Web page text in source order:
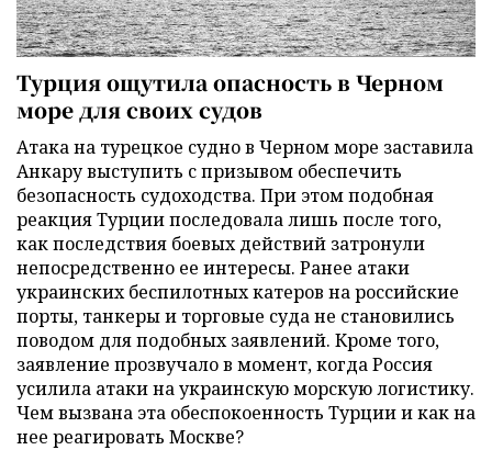
Турция ощутила опасность в Черном
море для своих судов
Атака на турецкое судно в Черном море заставила
Анкару выступить с призывом обеспечить
безопасность судоходства. При этом подобная
реакция Турции последовала лишь после того,
как последствия боевых действий затронули
непосредственно ее интересы. Ранее атаки
украинских беспилотных катеров на российские
порты, танкеры и торговые суда не становились
поводом для подобных заявлений. Кроме того,
заявление прозвучало в момент, когда Россия
усилила атаки на украинскую морскую логистику.
Чем вызвана эта обеспокоенность Турции и как на
нее реагировать Москве?